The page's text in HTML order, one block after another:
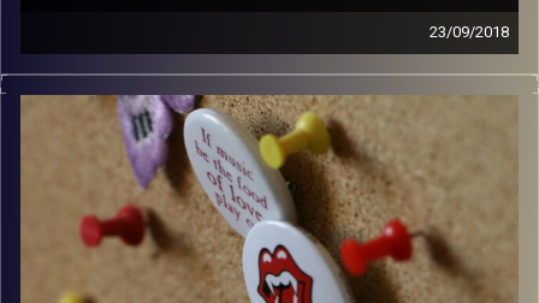
23/09/2018
קלאסיקות רוק עם אורן הוף.
włodi